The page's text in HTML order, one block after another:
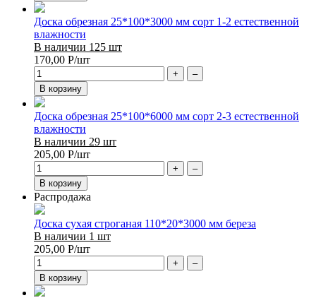
Доска обрезная 25*100*3000 мм сорт 1-2 естественной
влажности
В наличии 125 шт
170,00 Р/шт
+
–
В корзину
Доска обрезная 25*100*6000 мм сорт 2-3 естественной
влажности
В наличии 29 шт
205,00 Р/шт
+
–
В корзину
Распродажа
Доска сухая строганая 110*20*3000 мм береза
В наличии 1 шт
205,00 Р/шт
+
–
В корзину